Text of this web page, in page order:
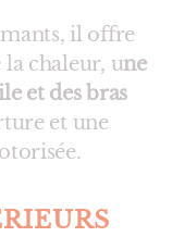
il offre
chaleur, une
et des bras
et une